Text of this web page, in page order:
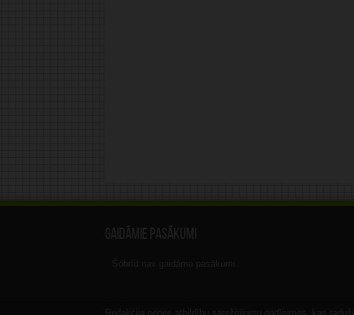
Gaidāmie pasākumi
Šobrīd nav gaidāmo pasākumi.
Redakcija nenes atbildību sarežģījumu gadījumos, kas